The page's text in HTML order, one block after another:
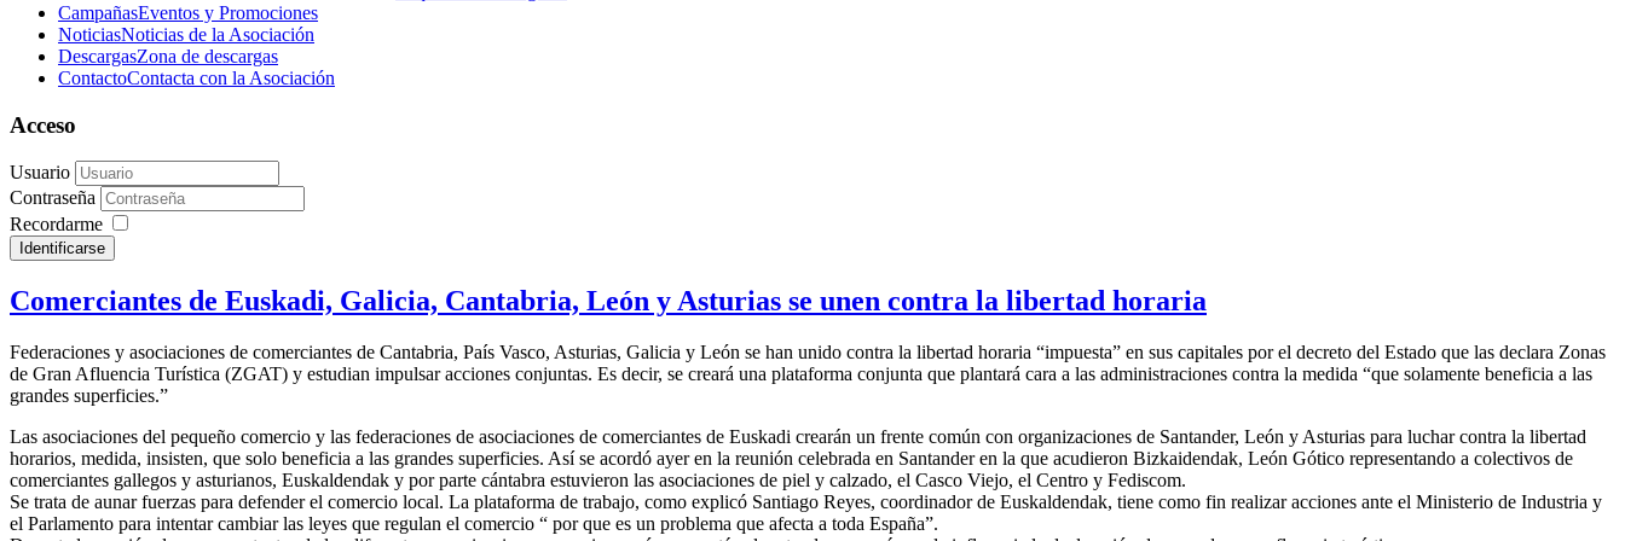
CampañasEventos y Promociones
NoticiasNoticias de la Asociación
DescargasZona de descargas
ContactoContacta con la Asociación
Acceso
Usuario
Contraseña
Recordarme
Identificarse
Comerciantes de Euskadi, Galicia, Cantabria, León y Asturias se unen contra la libertad horaria
Federaciones y asociaciones de comerciantes de Cantabria, País Vasco, Asturias, Galicia y León se han unido contra la libertad horaria “impuesta” en sus capitales por el decreto del Estado que las declara Zonas
de Gran Afluencia Turística (ZGAT) y estudian impulsar acciones conjuntas. Es decir, se creará una plataforma conjunta que plantará cara a las administraciones contra la medida “que solamente beneficia a las
grandes superficies.”
Las asociaciones del pequeño comercio y las federaciones de asociaciones de comerciantes de Euskadi crearán un frente común con organizaciones de Santander, León y Asturias para luchar contra la libertad
horarios, medida, insisten, que solo beneficia a las grandes superficies. Así se acordó ayer en la reunión celebrada en Santander en la que acudieron Bizkaidendak, León Gótico representando a colectivos de
comerciantes gallegos y asturianos, Euskaldendak y por parte cántabra estuvieron las asociaciones de piel y calzado, el Casco Viejo, el Centro y Fediscom.
Se trata de aunar fuerzas para defender el comercio local. La plataforma de trabajo, como explicó Santiago Reyes, coordinador de Euskaldendak, tiene como fin realizar acciones ante el Ministerio de Industria y
el Parlamento para intentar cambiar las leyes que regulan el comercio “ por que es un problema que afecta a toda España”.